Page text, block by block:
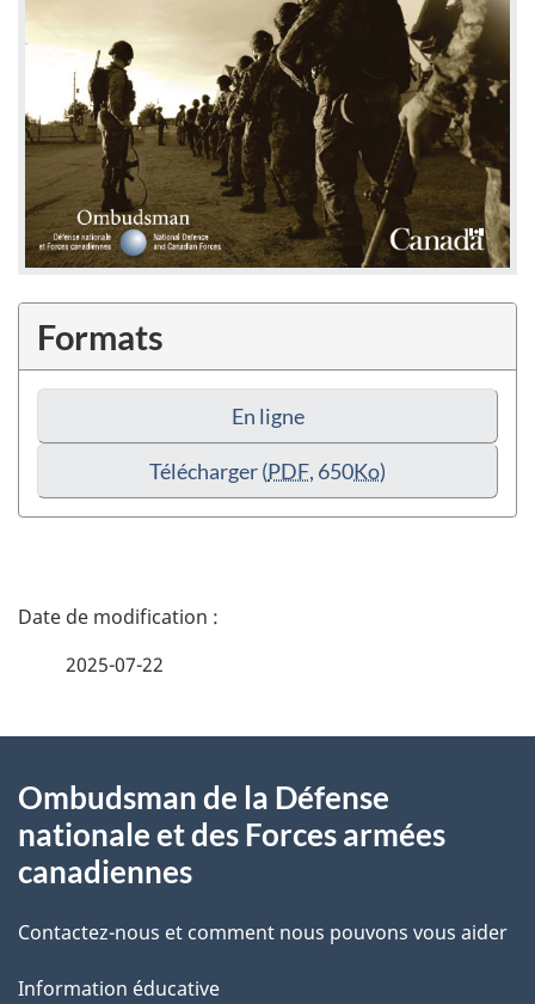
Formats
En ligne
Télécharger(PDF, 650Ko)
D
i
l
s
d
2025-07-22
propos
de
ce
site
Ombudsman de la Défense
nationale et des Forces armées
canadiennes
Contactez-nous et comment nous pouvons vous aider
Information éducative